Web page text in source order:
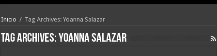
Inicio / Tag Archives: Yoanna Salazar
Tag Archives:Yoanna Salazar